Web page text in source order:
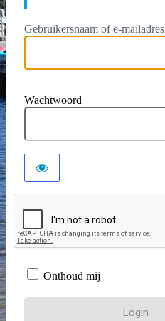
Gebruikersnaam of e-mailadres
Wachtwoord
Onthoud mij